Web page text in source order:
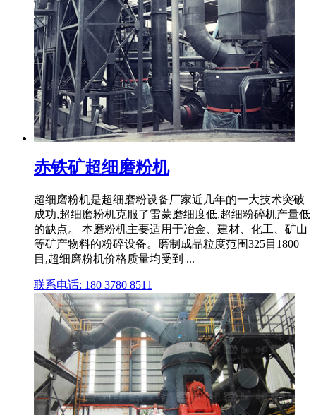
赤铁矿超细磨粉机
超细磨粉机是超细磨粉设备厂家近几年的一大技术突破
成功,超细磨粉机克服了雷蒙磨细度低,超细粉碎机产量低
的缺点。 本磨粉机主要适用于冶金、建材、化工、矿山
等矿产物料的粉碎设备。磨制成品粒度范围325目1800
目,超细磨粉机价格质量均受到 ...
联系电话: 180 3780 8511